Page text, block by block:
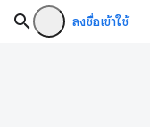
ลงชื่อเข้าใช้